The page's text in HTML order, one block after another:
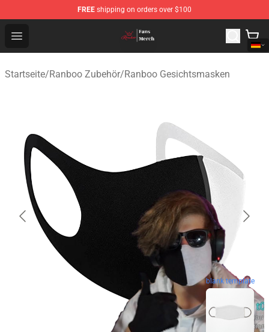
FREE shipping on orders over $100
Open menu
Ranboo Shop - Official Ranboo Merchandise Store
Startseite/Ranboo Zubehör/Ranboo Gesichtsmasken
blank template